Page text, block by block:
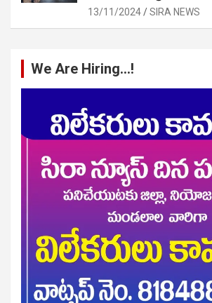
13/11/2024 SIRA NEWS
We Are Hiring…!